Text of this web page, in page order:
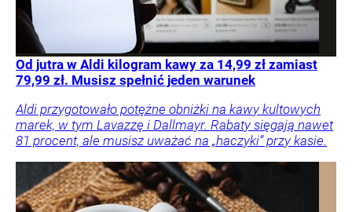
Od jutra w Aldi kilogram kawy za 14,99 zł zamiast
79,99 zł. Musisz spełnić jeden warunek
Aldi przygotowało potężne obniżki na kawy kultowych
marek, w tym Lavazzę i Dallmayr. Rabaty sięgają nawet
81 procent, ale musisz uważać na „haczyki” przy kasie.